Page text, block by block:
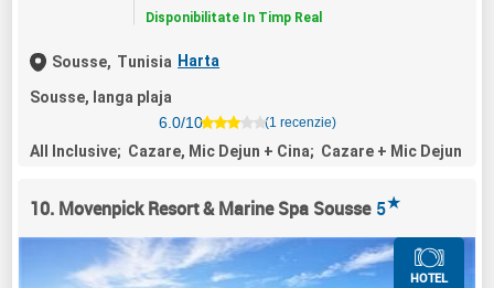
Disponibilitate In Timp Real
Sousse, Tunisia Harta
Sousse, langa plaja
6.0/10
(1 recenzie)
All Inclusive; Cazare, Mic Dejun + Cina; Cazare + Mic Dejun
10. Movenpick Resort & Marine Spa Sousse 5★
HOTEL